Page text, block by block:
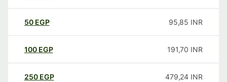
50 EGP 95,85 INR
100 EGP 191,70 INR
250 EGP 479,24 INR